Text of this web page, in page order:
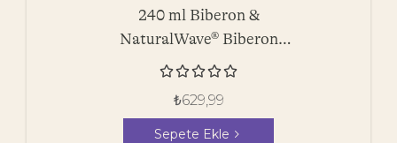
240 ml Biberon &
NaturalWave® Biberon
Emziği

₺629,99
Sepete Ekle